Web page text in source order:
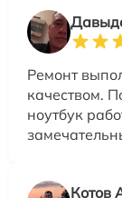
Ремонт
качеством.
ноутбук
Котов